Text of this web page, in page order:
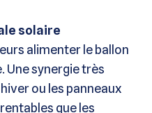
solaire
alimenter le ballon
Une synergie très
ou les panneaux
que les